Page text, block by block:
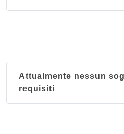
Attualmente nessun
requisiti